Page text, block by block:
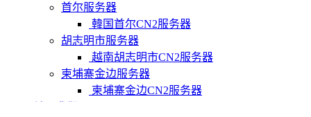
首尔服务器
韓国首尔CN2服务器
胡志明市服务器
越南胡志明市CN2服务器
柬埔寨金边服务器
柬埔寨金边CN2服务器